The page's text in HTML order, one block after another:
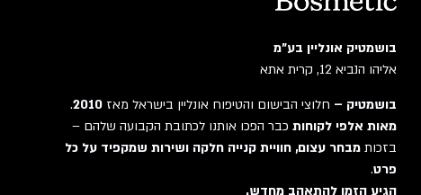
בושמטיק אונליין בע"מ
אליהו הנביא 12, קרית אתא
בושמטיק – חלוצי הבישום והטיפוח אונליין בישראל מאז 2010
.
מאות אלפי לקוחות כבר הפכו אותנו לכתובת הקבועה שלהם –
בזכות מבחר עצום, חוויית קנייה חלקה ושירות שמקפיד על כל
פרט.
הגיע הזמן להתאהב מחדש.